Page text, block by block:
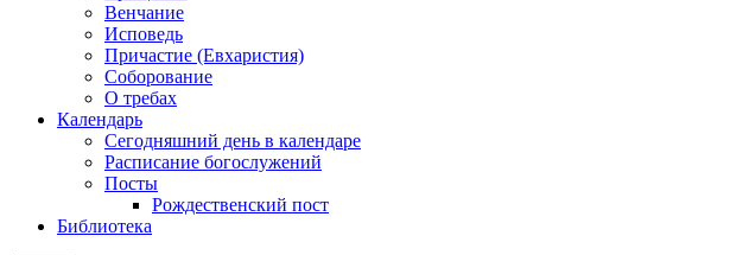
Венчание
Исповедь
Причастие (Евхаристия)
Соборование
О требах
Календарь
Сегодняшний день в календаре
Расписание богослужений
Посты
Рождественский пост
Библиотека